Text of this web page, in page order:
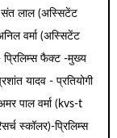
लाल (अस्सिटेंट
वर्मा (अस्सिटेंट
प्रिलिम्स फैक्ट -मुख्य
यादव - प्रतियोगी
पाल वर्मा (kvs-t
स्कॉलर)-प्रिलिम्स